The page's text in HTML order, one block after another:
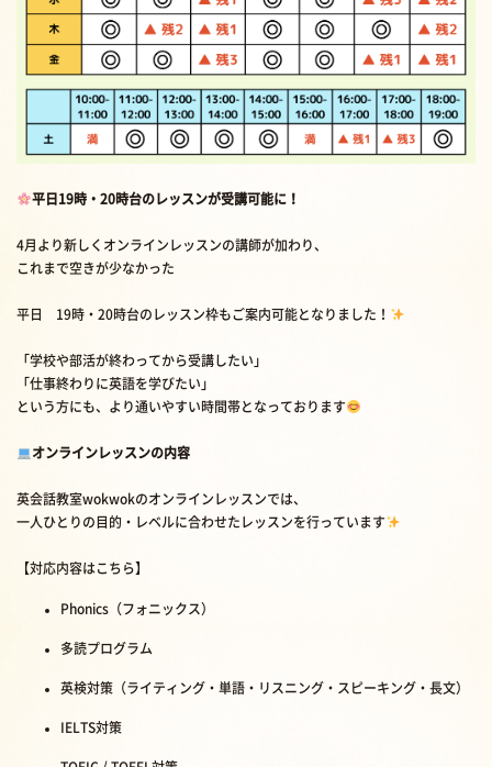
平日19時・20時台のレッスンが受講可能に！
4月より新しくオンラインレッスンの講師が加わり、
これまで空きが少なかった
平日 19時・20時台のレッスン枠もご案内可能となりました！
「学校や部活が終わってから受講したい」
「仕事終わりに英語を学びたい」
という方にも、より通いやすい時間帯となっております
オンラインレッスンの内容
英会話教室wokwokのオンラインレッスンでは、
一人ひとりの目的・レベルに合わせたレッスンを行っています
【対応内容はこちら】
Phonics（フォニックス）
多読プログラム
英検対策（ライティング・単語・リスニング・スピーキング・長文）
IELTS対策